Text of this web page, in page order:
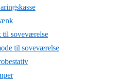
til soveværelse
til soveværelse